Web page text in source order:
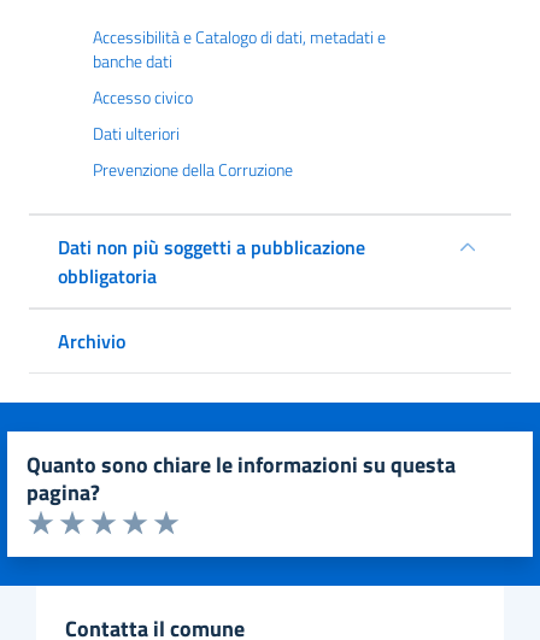
Accessibilità e Catalogo di dati, metadati e
banche dati
Accesso civico
Dati ulteriori
Prevenzione della Corruzione
Dati non più soggetti a pubblicazione
obbligatoria
Archivio
quanto sono chiare le informazioni su questa
pagina?
Valuta da 1 a 5 stelle la pagina
Valuta 5 stelle su 5
Valuta 4 stelle su 5
Valuta 3 stelle su 5
Valuta 2 stelle su 5
Valuta 1 stelle su 5
contatta il comune